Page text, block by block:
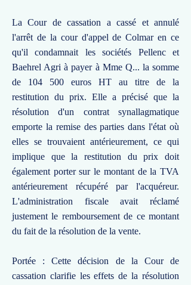
La Cour de cassation a cassé et annulé
l'arrêt de la cour d'appel de Colmar en ce
qu'il condamnait les sociétés Pellenc et
Baehrel Agri à payer à Mme Q... la somme
de 104 500 euros HT au titre de la
restitution du prix. Elle a précisé que la
résolution d'un contrat synallagmatique
emporte la remise des parties dans l'état où
elles se trouvaient antérieurement, ce qui
implique que la restitution du prix doit
également porter sur le montant de la TVA
antérieurement récupéré par l'acquéreur.
L'administration fiscale avait réclamé
justement le remboursement de ce montant
du fait de la résolution de la vente.
Portée : Cette décision de la Cour de
cassation clarifie les effets de la résolution